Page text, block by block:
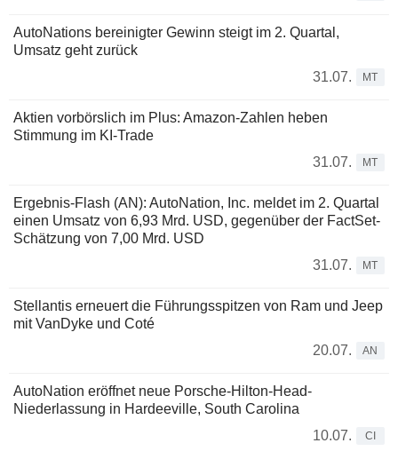
AutoNations bereinigter Gewinn steigt im 2. Quartal,
Umsatz geht zurück
31.07.
MT
Aktien vorbörslich im Plus: Amazon-Zahlen heben
Stimmung im KI-Trade
31.07.
MT
Ergebnis-Flash (AN): AutoNation, Inc. meldet im 2. Quartal
einen Umsatz von 6,93 Mrd. USD, gegenüber der FactSet-
Schätzung von 7,00 Mrd. USD
31.07.
MT
Stellantis erneuert die Führungsspitzen von Ram und Jeep
mit VanDyke und Coté
20.07.
AN
AutoNation eröffnet neue Porsche-Hilton-Head-
Niederlassung in Hardeeville, South Carolina
10.07.
CI